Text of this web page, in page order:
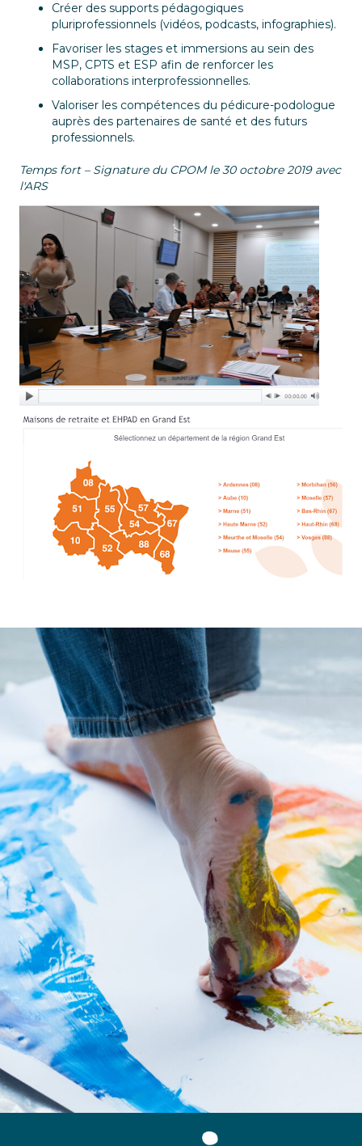
Créer des supports pédagogiques
pluriprofessionnels (vidéos, podcasts, infographies).
Favoriser les stages et immersions au sein des
MSP, CPTS et ESP afin de renforcer les
collaborations interprofessionnelles.
Valoriser les compétences du pédicure-podologue
auprès des partenaires de santé et des futurs
professionnels.
Temps fort – Signature du CPOM le 30 octobre 2019 avec
l'ARS